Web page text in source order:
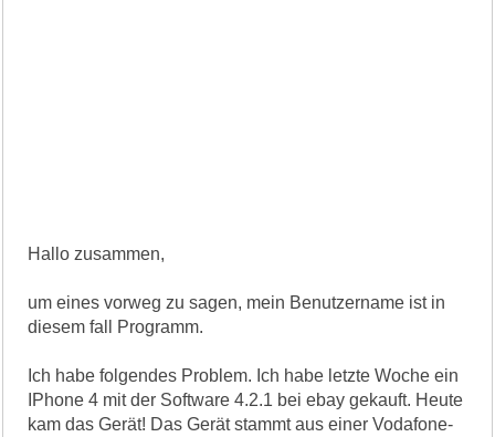
Hallo zusammen,
um eines vorweg zu sagen, mein Benutzername ist in
diesem fall Programm.
Ich habe folgendes Problem. Ich habe letzte Woche ein
IPhone 4 mit der Software 4.2.1 bei ebay gekauft. Heute
kam das Gerät! Das Gerät stammt aus einer Vodafone-